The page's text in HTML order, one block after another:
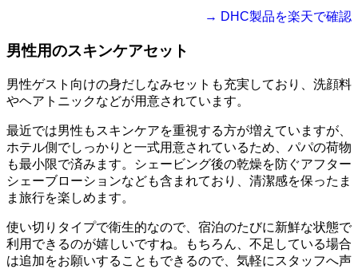
→ DHC製品を楽天で確認
男性用のスキンケアセット
男性ゲスト向けの身だしなみセットも充実しており、洗顔料
やヘアトニックなどが用意されています。
最近では男性もスキンケアを重視する方が増えていますが、
ホテル側でしっかりと一式用意されているため、パパの荷物
も最小限で済みます。シェービング後の乾燥を防ぐアフター
シェーブローションなども含まれており、清潔感を保ったま
ま旅行を楽しめます。
使い切りタイプで衛生的なので、宿泊のたびに新鮮な状態で
利用できるのが嬉しいですね。もちろん、不足している場合
は追加をお願いすることもできるので、気軽にスタッフへ声